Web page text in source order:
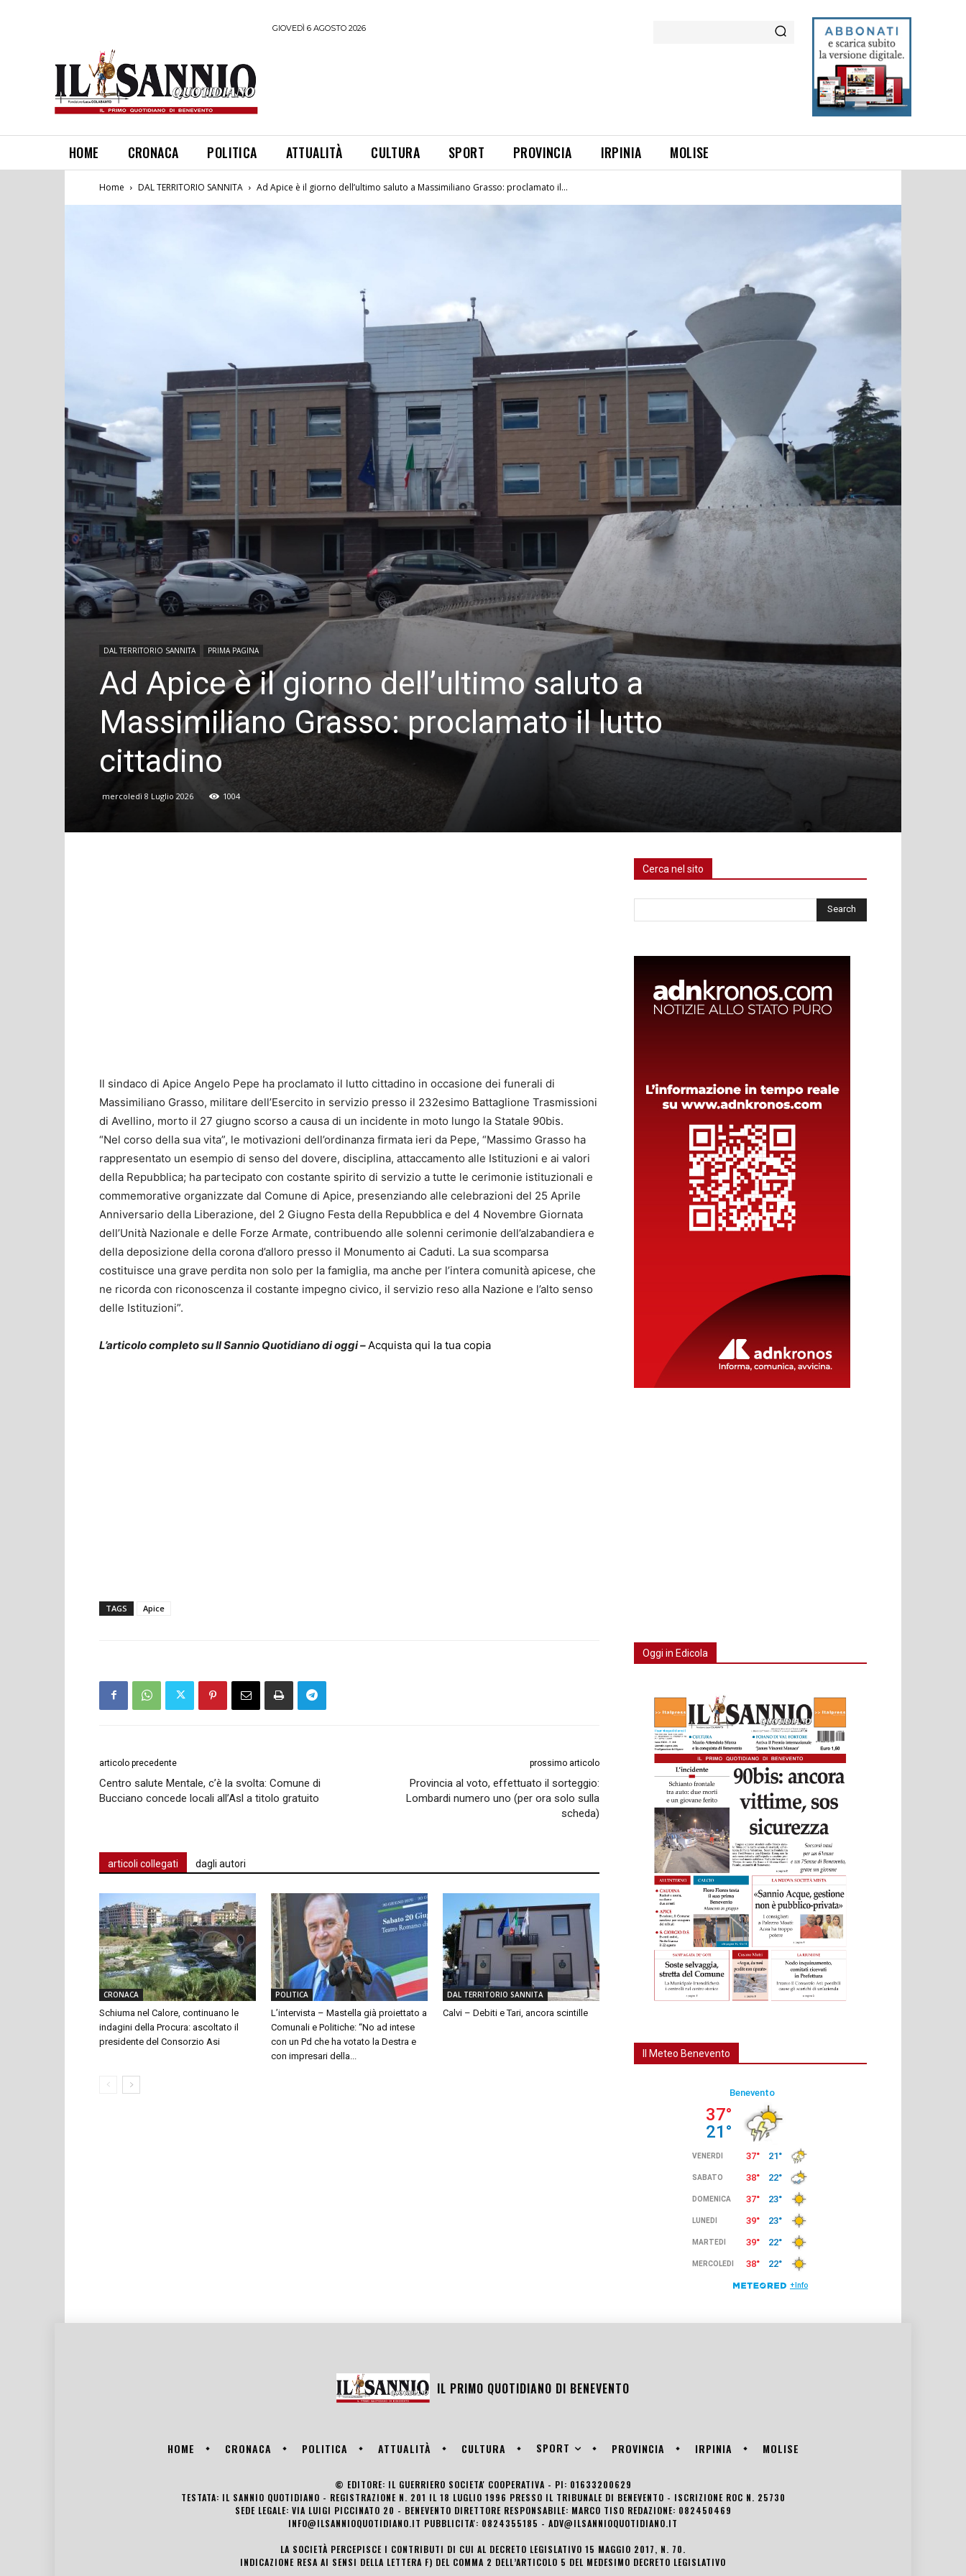
GIOVEDÌ 6 AGOSTO 2026
HOME CRONACA POLITICA ATTUALITÀ CULTURA SPORT PROVINCIA IRPINIA MOLISE
Home DAL TERRITORIO SANNITA Ad Apice è il giorno dell’ultimo saluto a Massimiliano Grasso: proclamato il...
DAL TERRITORIO SANNITA PRIMA PAGINA
Ad Apice è il giorno dell’ultimo saluto a
Massimiliano Grasso: proclamato il lutto
cittadino
mercoledì 8 Luglio 2026 1004
Il sindaco di Apice Angelo Pepe ha proclamato il lutto cittadino in occasione dei funerali di
Massimiliano Grasso, militare dell’Esercito in servizio presso il 232esimo Battaglione Trasmissioni
di Avellino, morto il 27 giugno scorso a causa di un incidente in moto lungo la Statale 90bis.
“Nel corso della sua vita”, le motivazioni dell’ordinanza firmata ieri da Pepe, “Massimo Grasso ha
rappresentato un esempio di senso del dovere, disciplina, attaccamento alle Istituzioni e ai valori
della Repubblica; ha partecipato con costante spirito di servizio a tutte le cerimonie istituzionali e
commemorative organizzate dal Comune di Apice, presenziando alle celebrazioni del 25 Aprile
Anniversario della Liberazione, del 2 Giugno Festa della Repubblica e del 4 Novembre Giornata
dell’Unità Nazionale e delle Forze Armate, contribuendo alle solenni cerimonie dell’alzabandiera e
della deposizione della corona d’alloro presso il Monumento ai Caduti. La sua scomparsa
costituisce una grave perdita non solo per la famiglia, ma anche per l’intera comunità apicese, che
ne ricorda con riconoscenza il costante impegno civico, il servizio reso alla Nazione e l’alto senso
delle Istituzioni”.
L’articolo completo su Il Sannio Quotidiano di oggi – Acquista qui la tua copia
TAGS Apice
articolo precedente
Centro salute Mentale, c’è la svolta: Comune di
Bucciano concede locali all’Asl a titolo gratuito
prossimo articolo
Provincia al voto, effettuato il sorteggio:
Lombardi numero uno (per ora solo sulla
scheda)
articoli collegati dagli autori
CRONACA
Schiuma nel Calore, continuano le
indagini della Procura: ascoltato il
presidente del Consorzio Asi
POLITICA
L’intervista – Mastella già proiettato a
Comunali e Politiche: “No ad intese
con un Pd che ha votato la Destra e
con impresari della...
DAL TERRITORIO SANNITA
Calvi – Debiti e Tari, ancora scintille
Cerca nel sito
Oggi in Edicola
Il Meteo Benevento
IL PRIMO QUOTIDIANO DI BENEVENTO
HOME CRONACA POLITICA ATTUALITÀ CULTURA SPORT PROVINCIA IRPINIA MOLISE
© EDITORE: IL GUERRIERO SOCIETA' COOPERATIVA - PI: 01633200629
TESTATA: IL SANNIO QUOTIDIANO - REGISTRAZIONE N. 201 IL 18 LUGLIO 1996 PRESSO IL TRIBUNALE DI BENEVENTO - ISCRIZIONE ROC N. 25730
SEDE LEGALE: VIA LUIGI PICCINATO 20 - BENEVENTO DIRETTORE RESPONSABILE: MARCO TISO REDAZIONE: 082450469
INFO@ILSANNIOQUOTIDIANO.IT PUBBLICITA': 0824355185 - ADV@ILSANNIOQUOTIDIANO.IT
LA SOCIETÀ PERCEPISCE I CONTRIBUTI DI CUI AL DECRETO LEGISLATIVO 15 MAGGIO 2017, N. 70.
INDICAZIONE RESA AI SENSI DELLA LETTERA F) DEL COMMA 2 DELL’ARTICOLO 5 DEL MEDESIMO DECRETO LEGISLATIVO